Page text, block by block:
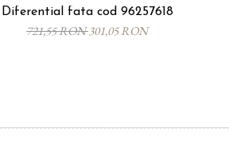
Diferential fata cod 96257618
721,55 RON301,05 RON